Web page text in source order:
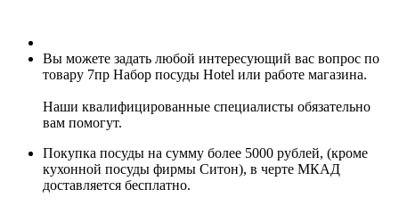
Вы можете задать любой интересующий вас вопрос по
товару 7пр Набор посуды Hotel или работе магазина.
Наши квалифицированные специалисты обязательно
вам помогут.
Покупка посуды на сумму более 5000 рублей, (кроме
кухонной посуды фирмы Ситон), в черте МКАД
доставляется бесплатно.